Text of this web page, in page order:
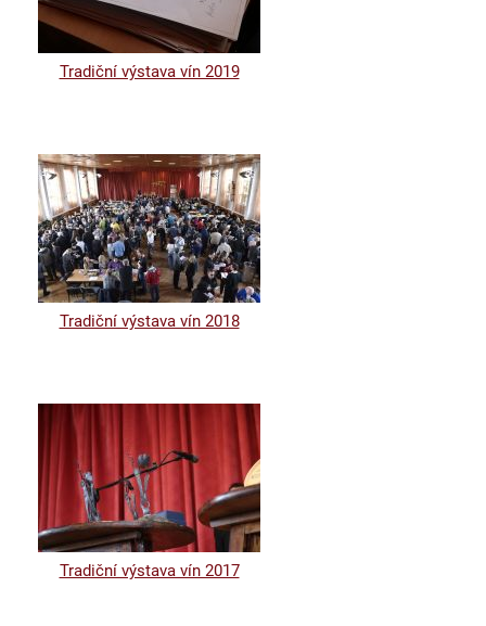
Tradiční výstava vín 2019
Tradiční výstava vín 2018
Tradiční výstava vín 2017